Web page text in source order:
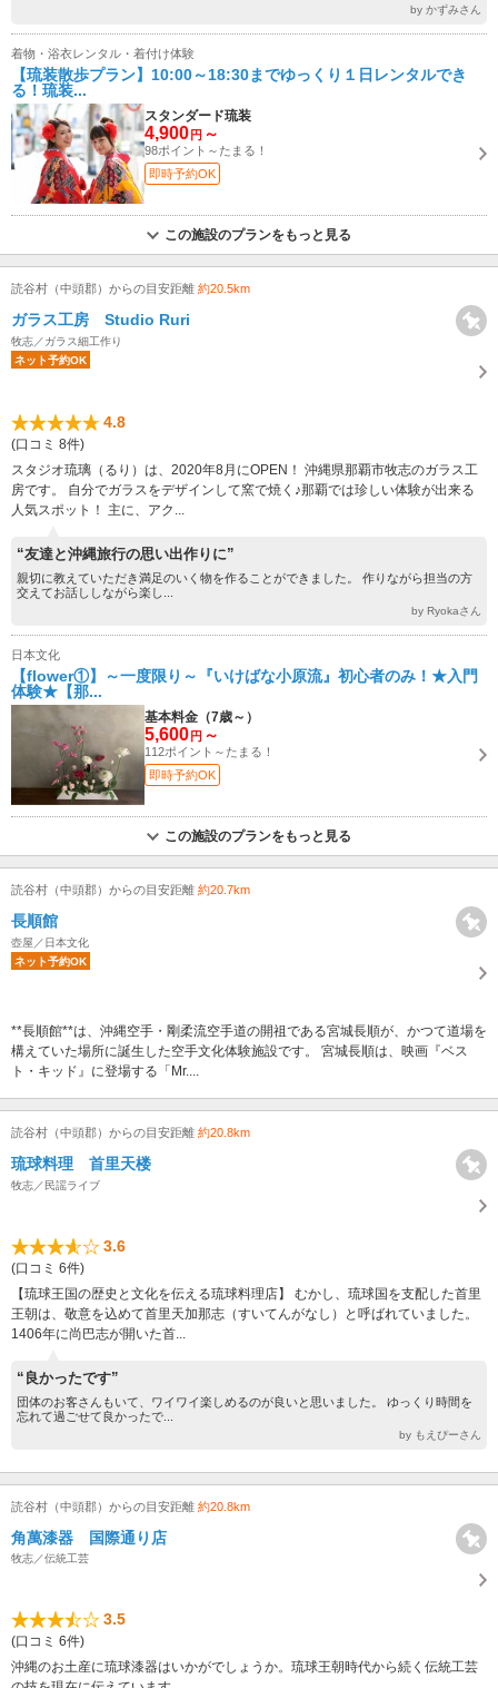
by かずみさん
着物・浴衣レンタル・着付け体験
【琉装散歩プラン】10:00～18:30までゆっくり１日レンタルでき
る！琉装...
スタンダード琉装
4,900 円 ～
98ポイント～たまる！
即時予約OK
この施設のプランをもっと見る
読谷村（中頭郡）からの目安距離 約20.5km
ガラス工房 Studio Ruri
牧志／ガラス細工作り
ネット予約OK
4.8
(口コミ 8件)
スタジオ琉璃（るり）は、2020年8月にOPEN！ 沖縄県那覇市牧志のガラス工
房です。 自分でガラスをデザインして窯で焼く♪那覇では珍しい体験が出来る
人気スポット！ 主に、アク...
“友達と沖縄旅行の思い出作りに”
親切に教えていただき満足のいく物を作ることができました。 作りながら担当の方
交えてお話ししながら楽し...
by Ryokaさん
日本文化
【flower①】～一度限り～『いけばな小原流』初心者のみ！★入門
体験★【那...
基本料金（7歳～）
5,600 円 ～
112ポイント～たまる！
即時予約OK
この施設のプランをもっと見る
読谷村（中頭郡）からの目安距離 約20.7km
長順館
壺屋／日本文化
ネット予約OK
**長順館**は、沖縄空手・剛柔流空手道の開祖である宮城長順が、かつて道場を
構えていた場所に誕生した空手文化体験施設です。 宮城長順は、映画『ベス
ト・キッド』に登場する「Mr....
読谷村（中頭郡）からの目安距離 約20.8km
琉球料理 首里天楼
牧志／民謡ライブ
3.6
(口コミ 6件)
【琉球王国の歴史と文化を伝える琉球料理店】 むかし、琉球国を支配した首里
王朝は、敬意を込めて首里天加那志（すいてんがなし）と呼ばれていました。
1406年に尚巴志が開いた首...
“良かったです”
団体のお客さんもいて、ワイワイ楽しめるのが良いと思いました。 ゆっくり時間を
忘れて過ごせて良かったで...
by もえぴーさん
読谷村（中頭郡）からの目安距離 約20.8km
角萬漆器 国際通り店
牧志／伝統工芸
3.5
(口コミ 6件)
沖縄のお土産に琉球漆器はいかがでしょうか。琉球王朝時代から続く伝統工芸